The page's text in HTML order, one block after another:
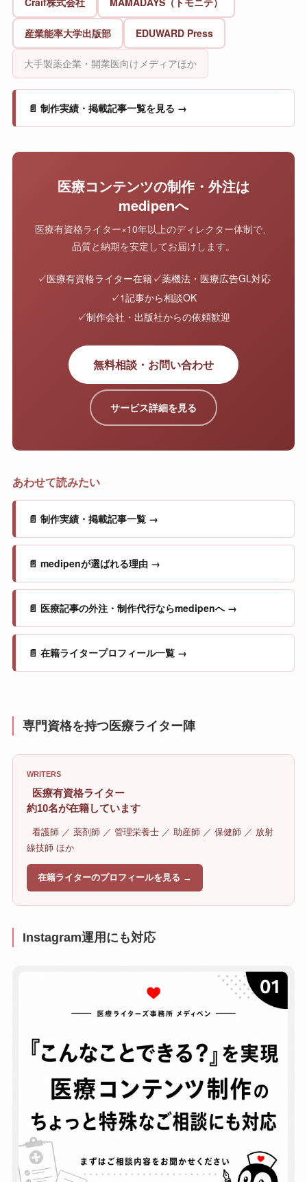
産業能率大学出版部 EDUWARD Press
大手製薬企業・開業医向けメディアほか
📄 制作実績・掲載記事一覧を見る →
医療コンテンツの制作・外注は
medipenへ
医療有資格ライター×10年以上のディレクター体制で、
品質と納期を安定してお届けします。
✓医療有資格ライター在籍✓薬機法・医療広告GL対応
✓1記事から相談OK
✓制作会社・出版社からの依頼歓迎
無料相談・お問い合わせ
サービス詳細を見る
あわせて読みたい
📄 制作実績・掲載記事一覧 →
📄 medipenが選ばれる理由 →
📄 医療記事の外注・制作代行ならmedipenへ →
📄 在籍ライタープロフィール一覧 →
専門資格を持つ医療ライター陣
WRITERS
医療有資格ライター
約10名が在籍しています
看護師 ／ 薬剤師 ／ 管理栄養士 ／ 助産師 ／ 保健師 ／ 放射
線技師 ほか
在籍ライターのプロフィールを見る →
Instagram運用にも対応